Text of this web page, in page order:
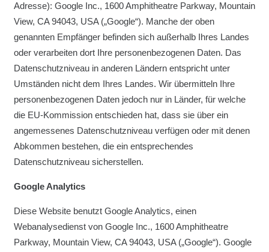
Adresse): Google Inc., 1600 Amphitheatre Parkway, Mountain
View, CA 94043, USA („Google“). Manche der oben
genannten Empfänger befinden sich außerhalb Ihres Landes
oder verarbeiten dort Ihre personenbezogenen Daten. Das
Datenschutzniveau in anderen Ländern entspricht unter
Umständen nicht dem Ihres Landes. Wir übermitteln Ihre
personenbezogenen Daten jedoch nur in Länder, für welche
die EU-Kommission entschieden hat, dass sie über ein
angemessenes Datenschutzniveau verfügen oder mit denen
Abkommen bestehen, die ein entsprechendes
Datenschutzniveau sicherstellen.
Google Analytics
Diese Website benutzt Google Analytics, einen
Webanalysedienst von Google Inc., 1600 Amphitheatre
Parkway, Mountain View, CA 94043, USA („Google“). Google